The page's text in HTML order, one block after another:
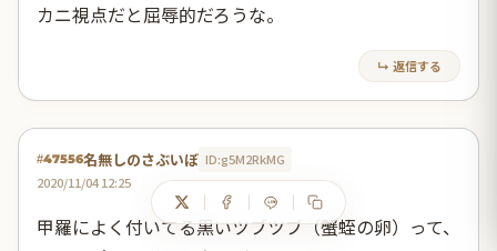
カニ視点だと屈辱的だろうな。
↳ 返信する
#47556名無しのさぶいぼ ID:g5M2RkMG
2020/11/04 12:25
甲羅によく付いてる黒いツブツブ（蟹蛭の卵）って、